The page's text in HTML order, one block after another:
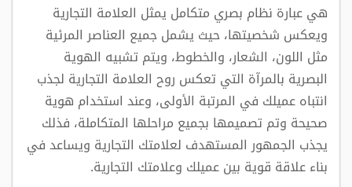
هي عبارة نظام بصري متكامل يمثل العلامة التجارية
ويعكس شخصيتها، حيث يشمل جميع العناصرالمرئية
مثل اللون، الشعار، والخطوط، ويتم تشبيه الهوية
البصرية بالمرآة التي تعكس روح العلامة التجارية لجذب
انتباه عميلك في المرتبة الأولى، وعند استخدام هوية
صحيحة وتم تصميمها بجميع مراحلها المتكاملة، فذلك
يجذب الجمهور المستهدف لعلامتك التجارية ويساعد في
بناء علاقة قوية بين عميلك وعلامتك التجارية.